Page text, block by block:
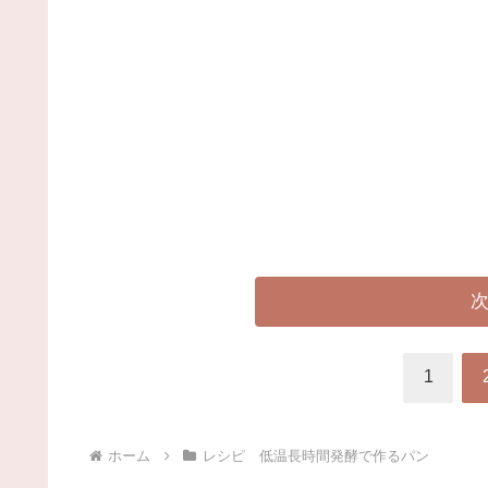
1
ホーム レシピ 低温長時間発酵で作るパン